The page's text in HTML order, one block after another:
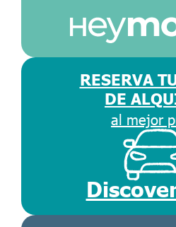
RESERVA
DE
al mejor